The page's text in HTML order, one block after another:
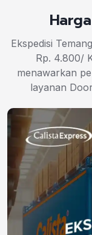
Ekspedisi
Rp. 4.800/
menawarkan
layanan